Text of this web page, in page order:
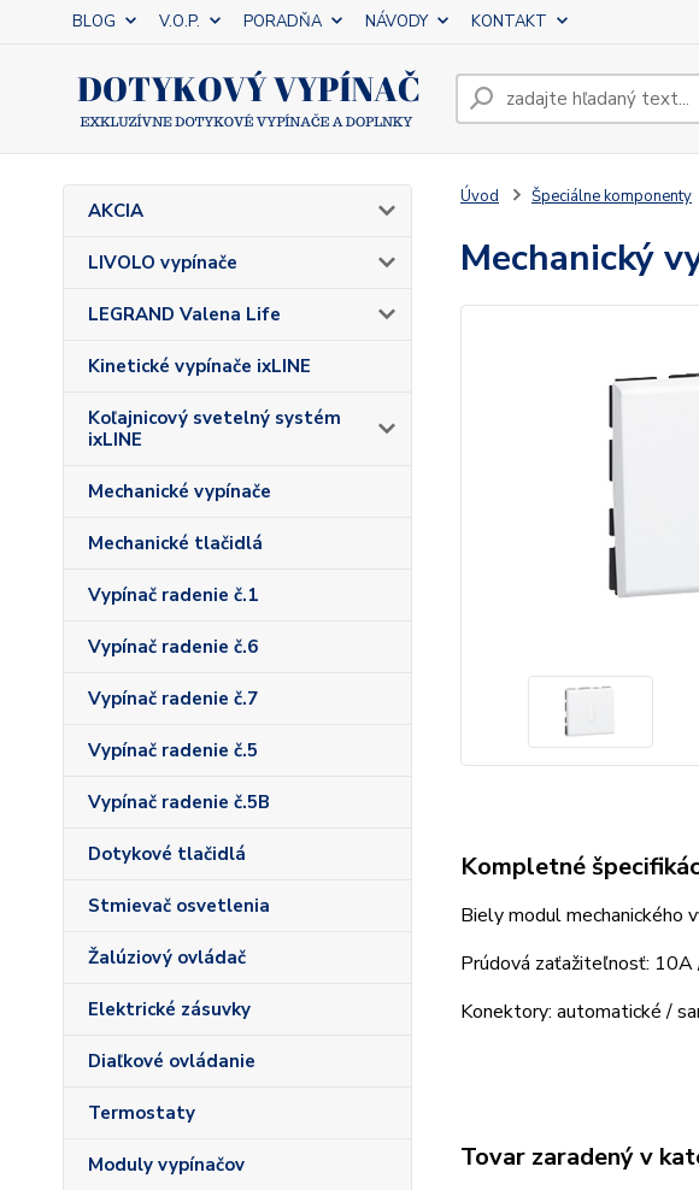
BLOG V.O.P. PORADŇA NÁVODY KONTAKT
AKCIA
LIVOLO vypínače
LEGRAND Valena Life
Kinetické vypínače ixLINE
Koľajnicový svetelný systém
ixLINE
Mechanické vypínače
Mechanické tlačidlá
Vypínač radenie č.1
Vypínač radenie č.6
Vypínač radenie č.7
Vypínač radenie č.5
Vypínač radenie č.5B
Dotykové tlačidlá
Stmievač osvetlenia
Žalúziový ovládač
Elektrické zásuvky
Diaľkové ovládanie
Termostaty
Moduly vypínačov
Úvod Špeciálne komponenty
Mechanický
Kompletné
Biely modul mechanického
Prúdová zaťažiteľnosť:
Konektory: automatické /
Tovar zaradený v